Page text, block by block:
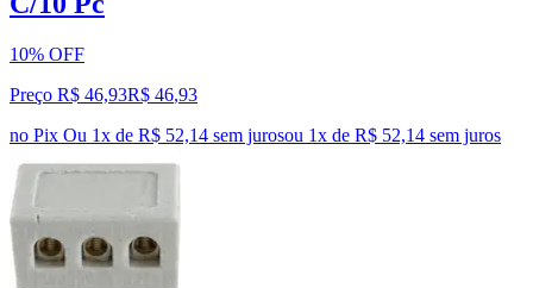
10% OFF
Preço R$ 46,93R$ 46,93
no Pix Ou 1x de R$ 52,14 sem jurosou 1x de R$ 52,14 sem juros